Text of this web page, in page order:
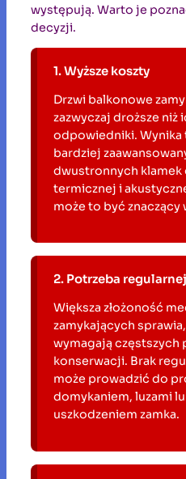
występują. Warto je
decyzji.
1. Wyższe koszty
Drzwi balkonowe
zazwyczaj droższe niż
odpowiedniki. Wynika
bardziej
dwustronnych klamek
termicznej i
może to być znaczący
2. Potrzeba
Większa złożoność
zamykających
wymagają częstszych
konserwacji. Brak
może prowadzić do
domykaniem, luzami
uszkodzeniem zamka.